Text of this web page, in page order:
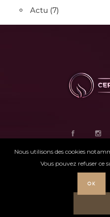
Actu (7)
Nous utilisons des cookies
Vous pouvez refuser ce
OK